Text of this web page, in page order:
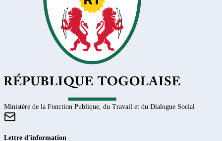
Ministère de la Fonction Publique, du Travail et du Dialogue Social
Lettre d'information